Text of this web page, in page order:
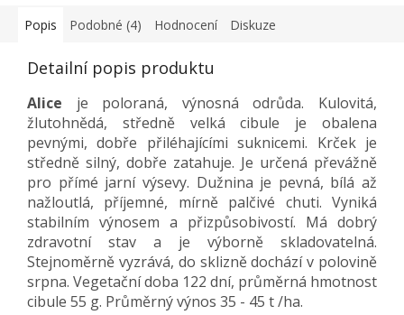
Popis Podobné (4) Hodnocení Diskuze
Detailní popis produktu
Alice je poloraná, výnosná odrůda. Kulovitá,
žlutohnědá, středně velká cibule je obalena
pevnými, dobře přiléhajícími suknicemi. Krček je
středně silný, dobře zatahuje. Je určená převážně
pro přímé jarní výsevy. Dužnina je pevná, bílá až
nažloutlá, příjemné, mírně palčivé chuti. Vyniká
stabilním výnosem a přizpůsobivostí. Má dobrý
zdravotní stav a je výborně skladovatelná.
Stejnoměrně vyzrává, do sklizně dochází v polovině
srpna. Vegetační doba 122 dní, průměrná hmotnost
cibule 55 g. Průměrný výnos 35 - 45 t /ha.